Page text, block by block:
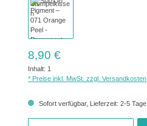
Regulärer Preis:
8,90 €
Inhalt: 1
* Preise inkl. MwSt. zzgl. Versandkosten
Sofort verfügbar, Lieferzeit: 2-5 Tage